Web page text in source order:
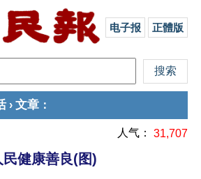
电子报 正體版
› 文章 ：
人气： 31,707
健康善良(图)